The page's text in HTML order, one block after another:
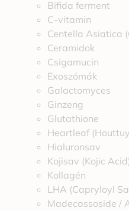
Bifida ferment
C-vitamin
Centella Asiatica
Ceramidok
Csigamucin
Exoszómák
Galactomyces
Ginzeng
Glutathione
Heartleaf
Hialuronsav
Kojisav (Kojic Acid)
Kollagén
LHA (Capryloyl
Madecassoside /